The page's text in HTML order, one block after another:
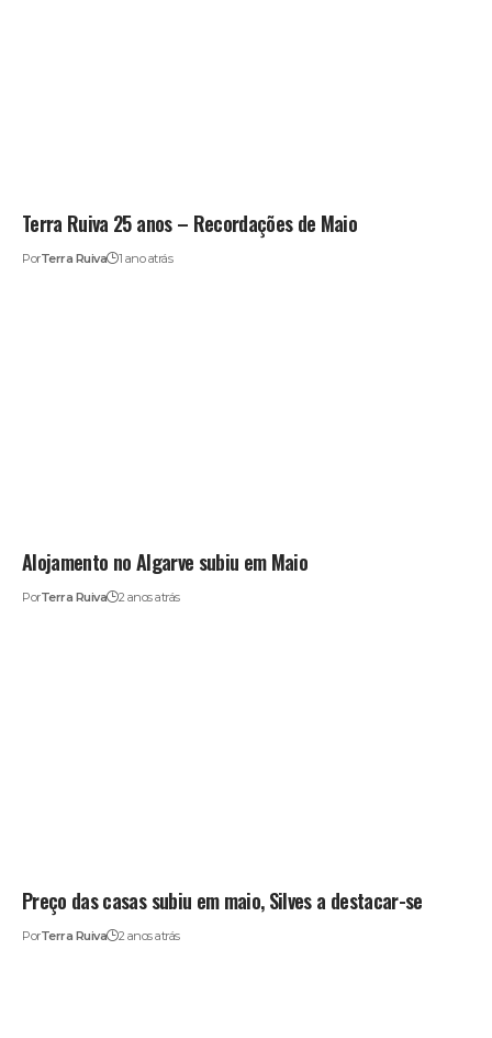
Terra Ruiva 25 anos – Recordações de Maio
PorTerra Ruiva 1 ano atrás
Alojamento no Algarve subiu em Maio
PorTerra Ruiva 2 anos atrás
Preço das casas subiu em maio, Silves a destacar-se
PorTerra Ruiva 2 anos atrás